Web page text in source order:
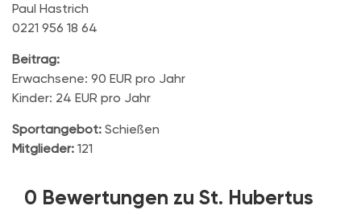
Paul Hastrich
0221 956 18 64
Beitrag:
Erwachsene: 90 EUR pro Jahr
Kinder: 24 EUR pro Jahr
Sportangebot: Schießen
Mitglieder: 121
0 Bewertungen zu St. Hubertus